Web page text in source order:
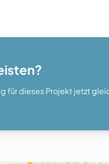
für dieses Projekt jetzt